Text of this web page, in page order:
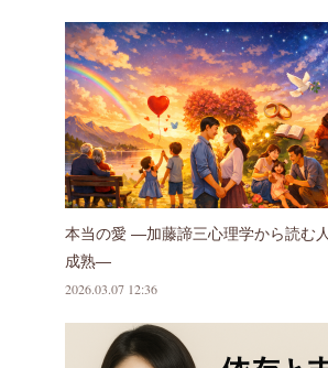
本当の愛 ―加藤諦三心理学から読む
成熟―
2026.03.07 12:36